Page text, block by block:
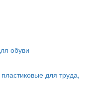
обуви
для труда,